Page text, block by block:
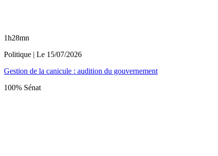
1h28mn
Politique | Le 15/07/2026
Gestion de la canicule : audition du gouvernement
100% Sénat